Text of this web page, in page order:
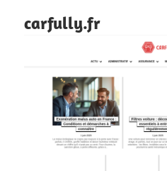
carfully.fr